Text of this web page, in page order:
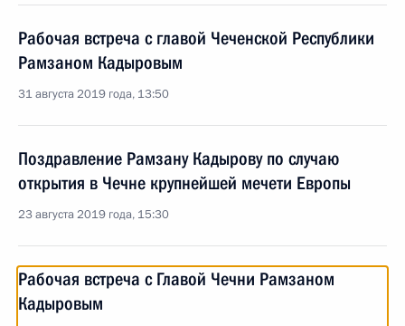
Рабочая встреча с главой Чеченской Республики
Рамзаном Кадыровым
31 августа 2019 года, 13:50
Поздравление Рамзану Кадырову по случаю
открытия в Чечне крупнейшей мечети Европы
23 августа 2019 года, 15:30
Рабочая встреча с Главой Чечни Рамзаном
Кадыровым